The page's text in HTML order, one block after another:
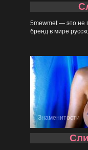
5mewmet — это не
бренд в мире
Знаменитости